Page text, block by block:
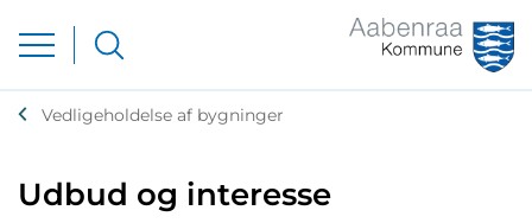
Vedligeholdelse af bygninger
Udbud og interesse